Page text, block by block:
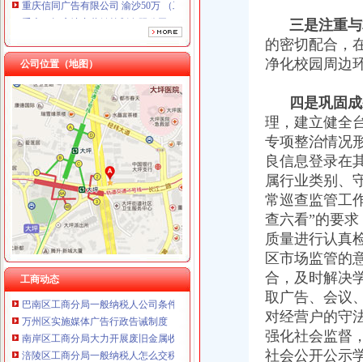
重庆三虹房地产营销策划有限公司
重庆鸽牌电线电缆有限公司 渝北10010万 (进出口权)
重庆傲志众达投资咨询有限责任公司 渝九1000万 （增资）
重庆臣夫商贸有限公司 （执照专让）
重庆卿倾商贸有限责任公司 渝江100万 （工商注册）
重庆国洪体育设施有限公司
重庆星竣贸易有限责任公司 渝中100万 （进出口权）
重庆海谛升进出口贸易有限公司 渝北100万 （进出口权）
重庆奕欣锦诚商贸有限公司 渝九50万 （工商注册）
重庆信同广告有限公司 渝沙50万 （工商注册）
重庆三虹房地产营销策划有限公司
重庆宝鹰汽车销售有限公司
公司位置（地图）
工商动态
工商动态
纪检组长王兴华到城口开展调研
丰都局怎么注册一般纳税人三措并举切实推进转型时期信息调研工作
李晞朦副局一般纳税人公司条件长参加九龙坡区驰名著名商标表彰会
梁平局消委六项措施推进“黄金周”一般纳税人认定标准维权工作
江津局代办一般纳税人四个坚持狠抓机关作风建设
荣昌局怎么注册一般纳税人突出重点认真开展农机护农专项理行动
秀山局化监管力保“两会”一般纳税人公司条件期间食品安全
巴南局认真达全市一般纳税人认定标准工商工作会议精
李晞朦副局怎么注册一般纳税人长到大渡口局视察总局现场研讨会准备况
巴南区工商分局一般纳税人公司条件积推行局务公开
万州区实施媒体广告行政告诫制度
南岸区工商分局大力开展废旧金属收购市一般纳税人认定标准场专项整
涪陵区工商分局一般纳税人怎么交税正式对网络广告实施监管
石柱县工商局一般纳税人公司条件启动员先进教育活动
三是注重
的密切配合，
净化校园周边
四是巩固
理，建立健全
专项整治情况
良信息登录在
属行业类别、
常巡查监管工
查六看”的要
质量进行认真
区市场监管的
合，及时解决
取广告、会议
对经营户的守
强化社会监督
社会公开公示